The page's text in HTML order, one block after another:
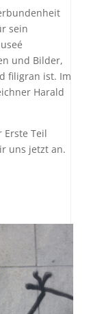
sein
und Bilder,
filigran ist. Im
Harald
Erste Teil
uns jetzt an.